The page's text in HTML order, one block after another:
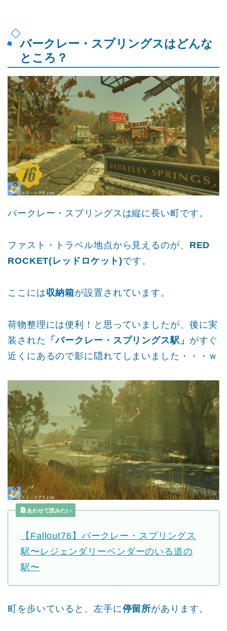
バークレー・スプリングスはどんな
ところ？
バークレー・スプリングスは縦に長い町です。
ファスト・トラベル地点から見えるのが、 RED
ROCKET(レッドロケット)です。
ここには収納箱が設置されています。
荷物整理には便利！と思っていましたが、後に実
装された
「バークレー・スプリングス駅」 がすぐ
近くにあるので影に隠れてしまいました・・・ｗ
あわせて読みたい
【Fallout76】バークレー・スプリングス
駅〜レジェンダリーベンダーのいる道の
駅〜
町を歩いていると、左手に停留所があります。